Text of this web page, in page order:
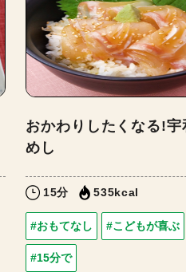
おかわりしたくなる!宇
めし
15分 535kcal
#おもてなし #こどもが喜ぶ
#15分で